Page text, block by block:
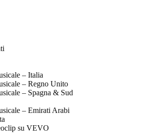
– Italia
– Regno Unito
– Spagna & Sud
– Emirati Arabi
su VEVO